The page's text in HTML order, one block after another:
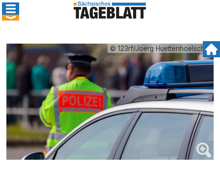
© 123rf/Joerg Huettenhoelscher